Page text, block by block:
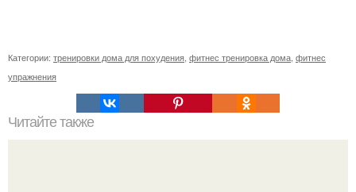
Категории: тренировки дома для похудения фитнес тренировка дома фитнес
упражнения
Читайте также